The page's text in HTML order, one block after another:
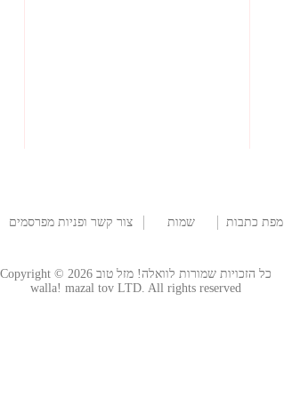
מפת כתבות
שמות
צור קשר ופניות מפרסמים
כל הזכויות שמורות לוואלה! מזל טוב Copyright © 2026
walla! mazal tov LTD. All rights reserved